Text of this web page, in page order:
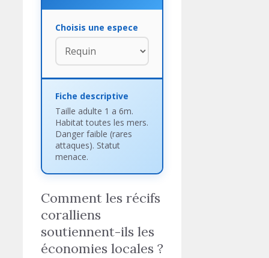
Choisis une espece
Fiche descriptive
Taille adulte 1 a 6m.
Habitat toutes les mers.
Danger faible (rares
attaques). Statut
menace.
Comment les récifs
coralliens
soutiennent-ils les
économies locales ?